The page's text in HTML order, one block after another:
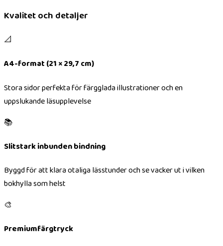
Kvalitet och detaljer
📐
A4-format (21 × 29,7 cm)
Stora sidor perfekta för färgglada illustrationer och en
uppslukande läsupplevelse
📚
Slitstark inbunden bindning
Byggd för att klara otaliga lässtunder och se vacker ut i vilken
bokhylla som helst
🎨
Premiumfärgtryck